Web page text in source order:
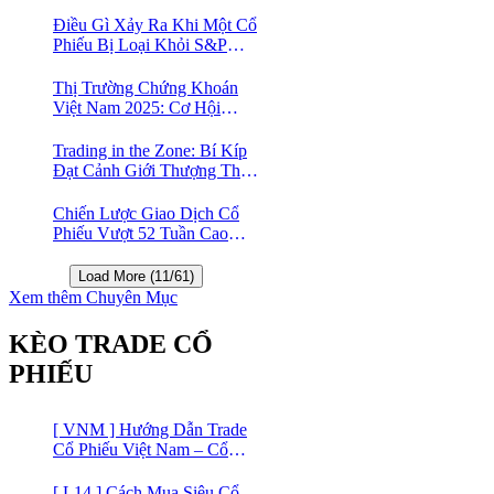
Điều Gì Xảy Ra Khi Một Cổ
Phiếu Bị Loại Khỏi S&P
Thị Trường Chứng Khoán
Việt Nam 2025: Cơ Hội
Index 🤑
Trading in the Zone: Bí Kíp
Đạt Cảnh Giới Thượng Thừa
Chiến Lược Giao Dịch Cổ
Phiếu Vượt 52 Tuần Cao
ScreenerLoad More (11/61)
Xem thêm Chuyên Mục
KÈO TRADE CỔ
PHIẾU
[ VNM ] Hướng Dẫn Trade
Cổ Phiếu Việt Nam – Cổ